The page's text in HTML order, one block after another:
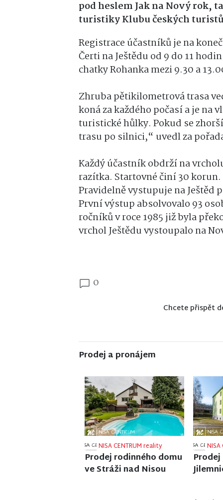
pod heslem Jak na Nový rok,
turistiky Klubu českých
Registrace účastníků je na
Čerti na Ještědu od 9 do 11
chatky Rohanka mezi 9.30 a
Zhruba pětikilometrová trasa
koná za každého počasí a je
turistické hůlky. Pokud se
trasu po silnici,“ uvedl za
Každý účastník obdrží na
razítka. Startovné činí 30 korun.
Pravidelně vystupuje na
První výstup absolvovalo 93
ročníků v roce 1985 již byla
vrchol Ještědu vystoupalo na
0
Chcete přispět
Prodej a pronájem
NISA CENTRUM reality
Prodej bytu 1+1 v Liberci
ve